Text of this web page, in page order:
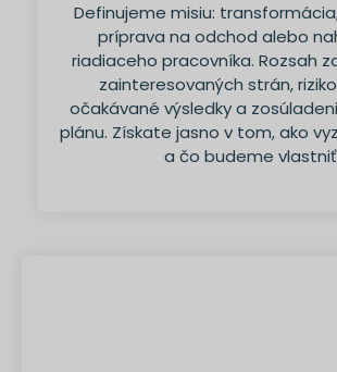
Definujeme misiu:
príprava na odchod alebo
riadiaceho pracovníka. Rozsah
zainteresovaných strán,
očakávané výsledky a
plánu. Získate jasno v tom, ako
a čo budeme